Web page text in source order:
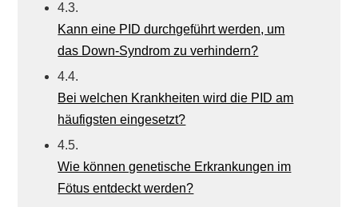
4.3.
Kann eine PID durchgeführt werden, um
das Down-Syndrom zu verhindern?
4.4.
Bei welchen Krankheiten wird die PID am
häufigsten eingesetzt?
4.5.
Wie können genetische Erkrankungen im
Fötus entdeckt werden?